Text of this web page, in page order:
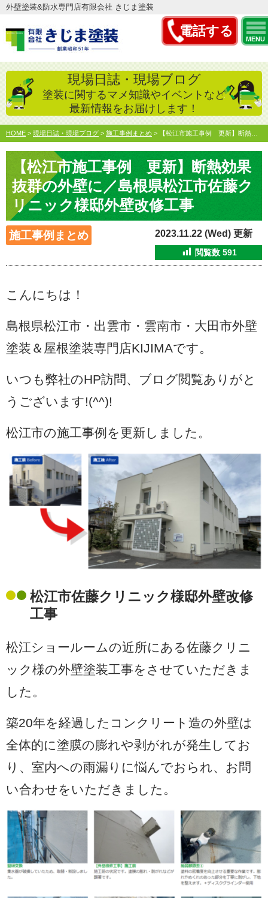
電話する
MENU
外壁塗装&防水専門店有限会社 きじま塗装
現場日誌・現場ブログ
塗装に関するマメ知識やイベントなど
最新情報をお届けします！
HOME > 現場日誌・現場ブログ > 施工事例まとめ > 【松江市施工事例 更新】断熱効果抜群の外壁に／島根県松江市…
【松江市施工事例 更新】断熱効果
抜群の外壁に／島根県松江市佐藤ク
リニック様邸外壁改修工事
施工事例まとめ 2023.11.22 (Wed) 更新
閲覧数 591
こんにちは！
島根県松江市・出雲市・雲南市・大田市外壁
塗装＆屋根塗装専門店KIJIMAです。
いつも弊社のHP訪問、ブログ閲覧ありがと
うございます!(^^)!
松江市の施工事例を更新しました。
松江市佐藤クリニック様邸外壁改修
工事
松江ショールームの近所にある佐藤クリニ
ック様の外壁塗装工事をさせていただきま
した。
築20年を経過したコンクリート造の外壁は
全体的に塗膜の膨れや剥がれが発生してお
り、室内への雨漏りに悩んでおられ、お問
い合わせをいただきました。